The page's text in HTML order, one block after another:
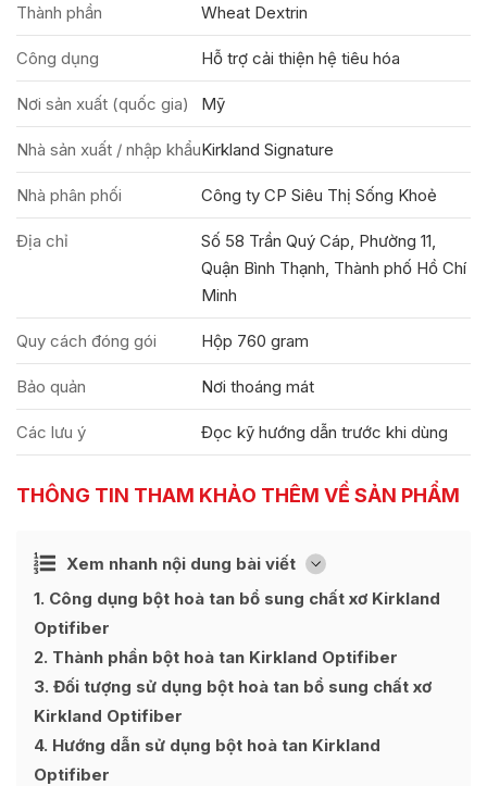
Thành phần Wheat Dextrin
Công dụng Hỗ trợ cải thiện hệ tiêu hóa
Nơi sản xuất (quốc gia) Mỹ
Nhà sản xuất / nhập khẩuKirkland Signature
Nhà phân phối Công ty CP Siêu Thị Sống Khoẻ
Địa chỉ
Số 58 Trần Quý Cáp, Phường 11,
Quận Bình Thạnh, Thành phố Hồ Chí
Minh
Quy cách đóng gói Hộp 760 gram
Bảo quản Nơi thoáng mát
Các lưu ý Đọc kỹ hướng dẫn trước khi dùng
THÔNG TIN THAM KHẢO THÊM VỀ SẢN PHẨM
Xem nhanh nội dung bài viết [
Ẩn
1 Công dụng bột hoà tan bổ sung chất xơ Kirkland
Optifiber
2 Thành phần bột hoà tan Kirkland Optifiber
3 Đối tượng sử dụng bột hoà tan bổ sung chất xơ
Kirkland Optifiber
4 Hướng dẫn sử dụng bột hoà tan Kirkland
Optifiber